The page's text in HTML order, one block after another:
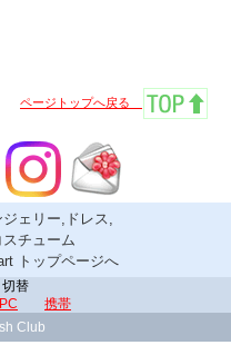
ページトップへ戻る
ェリー,ドレス,
チューム
トップページへ
替
PC
携帯
Club